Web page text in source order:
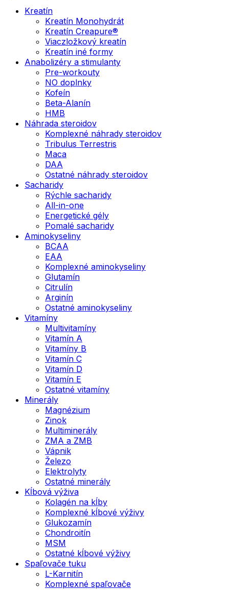
Kreatín
Kreatín Monohydrát
Kreatín Creapure®
Viaczložkový kreatín
Kreatín iné formy
Anabolizéry a stimulanty
Pre-workouty
NO doplnky
Kofeín
Beta-Alanín
HMB
Náhrada steroidov
Komplexné náhrady steroidov
Tribulus Terrestris
Maca
DAA
Ostatné náhrady steroidov
Sacharidy
Rýchle sacharidy
All-in-one
Energetické gély
Pomalé sacharidy
Aminokyseliny
BCAA
EAA
Komplexné aminokyseliny
Glutamín
Citrulín
Arginín
Ostatné aminokyseliny
Vitamíny
Multivitamíny
Vitamín A
Vitamíny B
Vitamín C
Vitamín D
Vitamín E
Ostatné vitamíny
Minerály
Magnézium
Zinok
Multiminerály
ZMA a ZMB
Vápnik
Železo
Elektrolyty
Ostatné minerály
Kĺbová výživa
Kolagén na kĺby
Komplexné kĺbové výživy
Glukozamín
Chondroitín
MSM
Ostatné kĺbové výživy
Spaľovače tuku
L-Karnitín
Komplexné spaľovače